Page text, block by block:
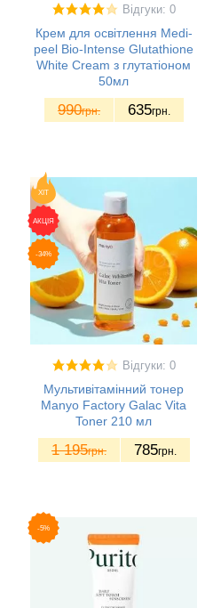
Відгуки: 0
Крем для освітлення Medi-
peel Bio-Intense Glutathione
White Cream з глутатіоном
50мл
990грн. 635грн.
ХІТ
АКЦІЯ
-34%
Відгуки: 0
Мультивітамінний тонер
Manyo Factory Galac Vita
Toner 210 мл
1 195грн. 785грн.
-5%